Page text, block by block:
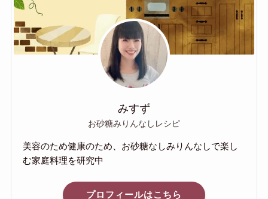
みすず
お砂糖みりんなしレシピ
美容のため健康のため、お砂糖なしみりんなしで楽し
む家庭料理を研究中
プロフィールはこちら